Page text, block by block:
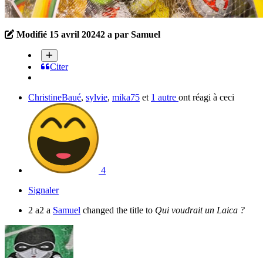
Modifié 15 avril 20242 a par Samuel
Citer
ChristineBaué, sylvie, mika75 et 1 autre ont réagi à ceci
4
Signaler
2 a2 a Samuel changed the title to Qui voudrait un Laica ?